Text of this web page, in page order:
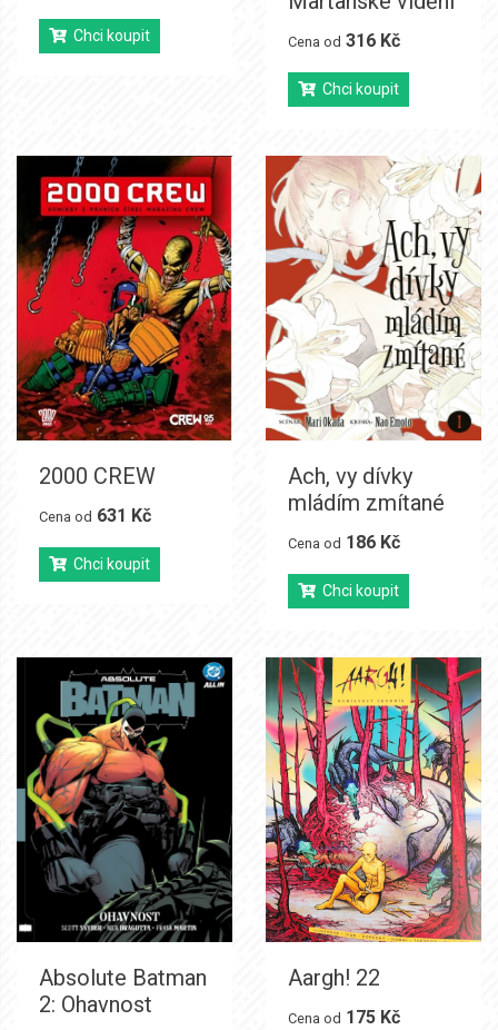
Chci koupit Cena od 316 Kč
Chci koupit
2000 CREW
Cena od 631 Kč
Chci koupit
Ach, vy dívky
mládím zmítané
Cena od 186 Kč
Chci koupit
Absolute Batman
2: Ohavnost
Aargh! 22
Cena od 175 Kč